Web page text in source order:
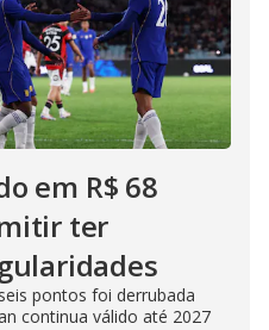
em R$ 68
ter
pontos foi derrubada
continua válido até 2027